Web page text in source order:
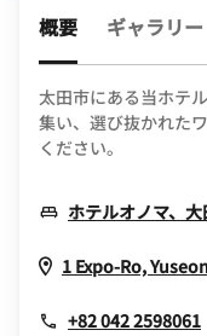
概要 ギャラリー
太田市にある当ホテ
集い、選び抜かれた
ください。
ホテルオノマ、
1 Expo-Ro,
+82 042 2598061